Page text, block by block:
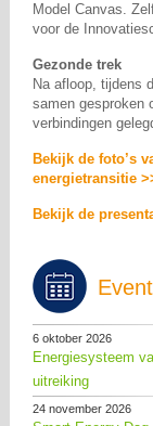
Model Canvas.
voor de
Gezonde trek
Na afloop, tijdens
samen gesproken
verbindingen
Bekijk de foto’s
energietransitie
Bekijk de
6 oktober 2026
Energiesysteem
uitreiking
24 november 2026